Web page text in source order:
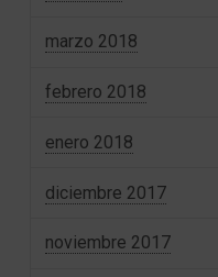
marzo 2018
febrero 2018
enero 2018
diciembre 2017
noviembre 2017